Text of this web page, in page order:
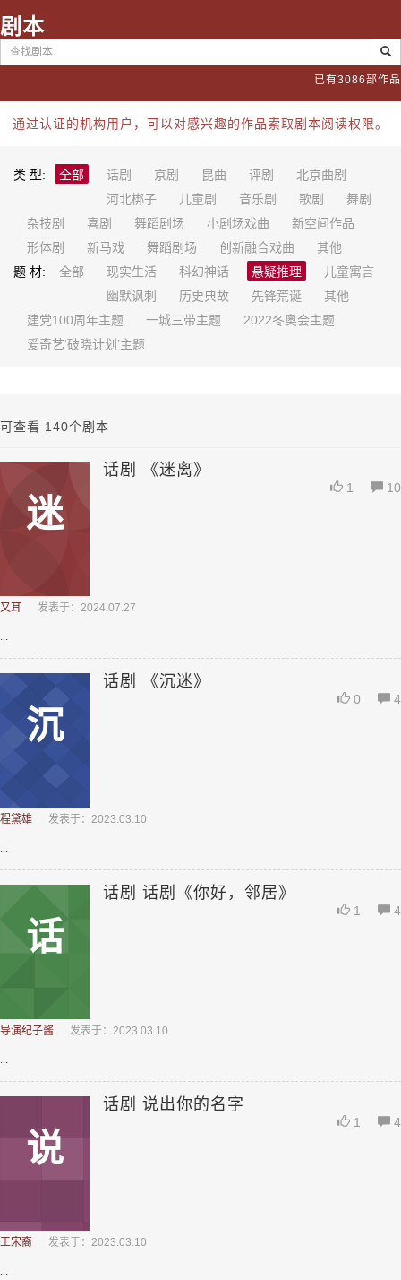
剧本
已有3086部作品
通过认证的机构用户，可以对感兴趣的作品索取剧本阅读权限。
类 型: 全部 话剧 京剧 昆曲 评剧
北京曲剧
河北梆子
儿童剧 音乐剧 歌剧
舞剧
杂技剧
喜剧 舞蹈剧场 小剧场戏曲
新空间作品
形体剧
新马戏 舞蹈剧场 创新融合戏曲
其他
题 材:
全部 现实生活 科幻神话 悬疑推理
儿童寓言
幽默讽刺
历史典故 先锋荒诞
其他
建党100周年主题
一城三带主题
2022冬奥会主题
爱奇艺‘破晓计划’主题
可查看 140个剧本
迷
话剧 《迷离》
1 10
又耳 发表于：2024.07.27
...
沉
话剧 《沉迷》
0 4
程黛雄 发表于：2023.03.10
...
话
话剧 话剧《你好，邻居》
1 4
导演纪子酱 发表于：2023.03.10
...
说
话剧 说出你的名字
1 4
王宋裔 发表于：2023.03.10
...